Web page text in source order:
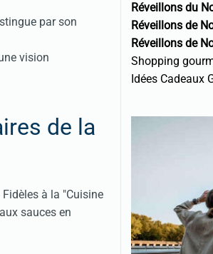
par son
vision
de la
à la "Cuisine
sauces en
Réveillons du
Réveillons de
Réveillons de
Shopping
Idées Cadeaux